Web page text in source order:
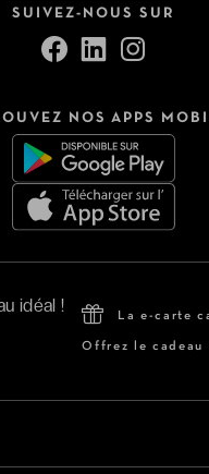
SUIVEZ-NOUS SUR
NOS APPS
La e-carte
Offrez le cadeau